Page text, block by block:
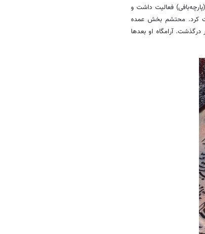
فعالیت داشت و
کرد. محتشم بخش عمده
هجری قمری در همین شهر درگذشت. آرامگاه او بعدها